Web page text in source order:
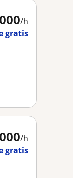
/h
gratis
/h
gratis